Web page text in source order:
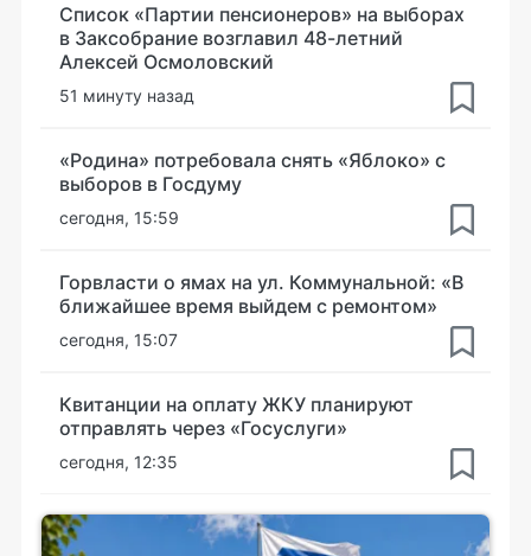
Список «Партии пенсионеров» на выборах
в Заксобрание возглавил 48-летний
Алексей Осмоловский
51 минуту назад
«Родина» потребовала снять «Яблоко» с
выборов в Госдуму
сегодня, 15:59
Горвласти о ямах на ул. Коммунальной: «В
ближайшее время выйдем с ремонтом»
сегодня, 15:07
Квитанции на оплату ЖКУ планируют
отправлять через «Госуслуги»
сегодня, 12:35